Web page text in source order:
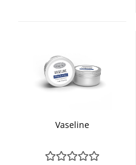
Vaseline